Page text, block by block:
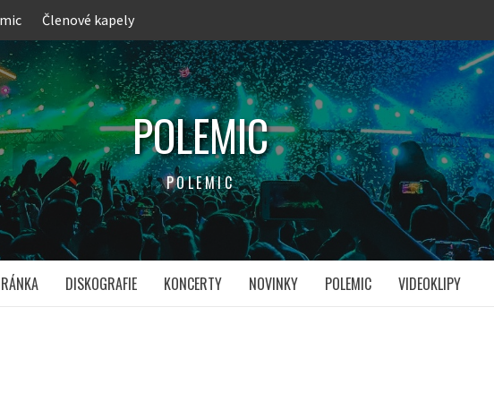
Členové kapely
POLEMIC
POLEMIC
DISKOGRAFIE KONCERTY NOVINKY POLEMIC VIDEOKLIPY